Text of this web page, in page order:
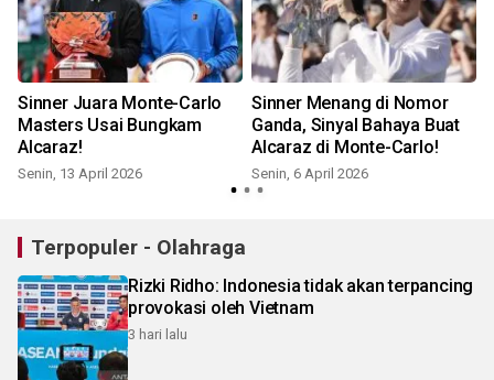
Sinner Juara Monte-Carlo
Masters Usai Bungkam
Alcaraz!
Senin, 13 April 2026
Sinner Menang di Nomor
Ganda, Sinyal Bahaya Buat
Alcaraz di Monte-Carlo!
Senin, 6 April 2026
Terpopuler - Olahraga
Rizki Ridho: Indonesia tidak akan terpancing
provokasi oleh Vietnam
3 hari lalu